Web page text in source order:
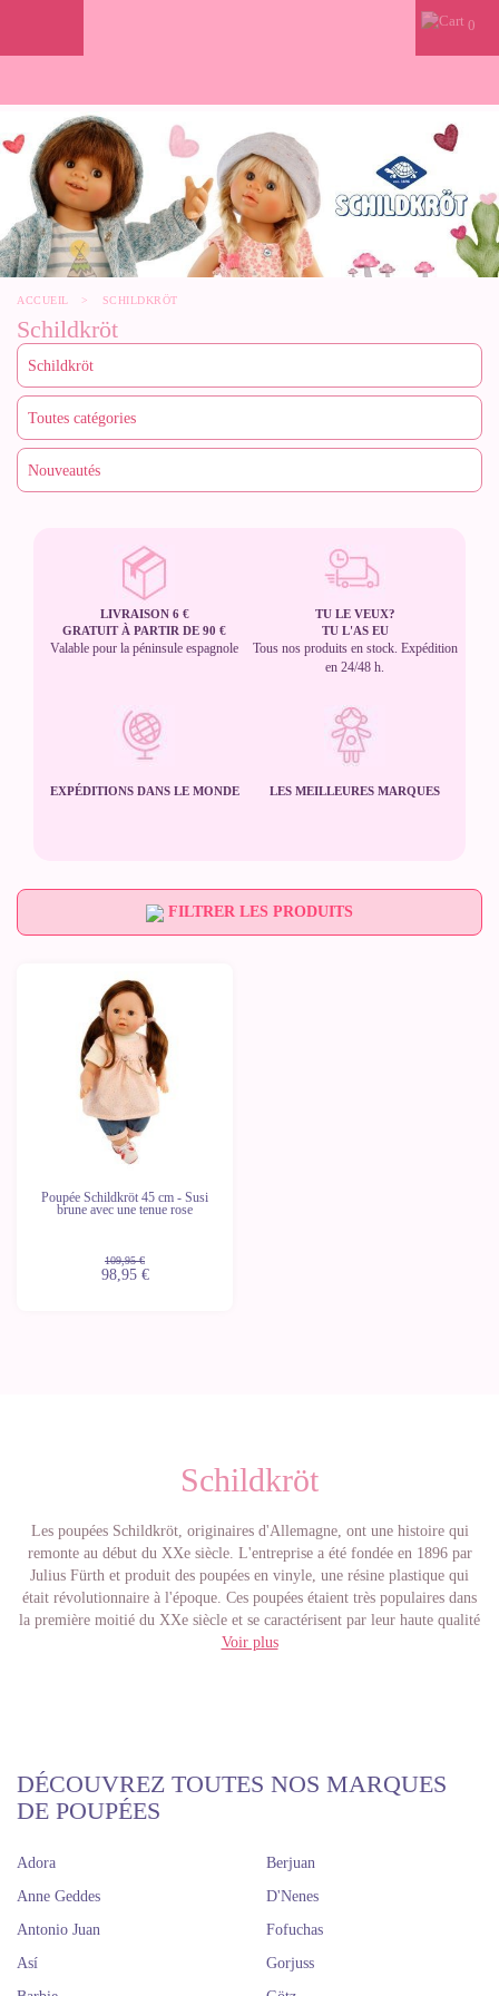
0
ACCUEIL > SCHILDKRÖT
Schildkröt
LIVRAISON 6 €
GRATUIT À PARTIR DE 90 €
Valable pour la péninsule espagnole
TU LE VEUX?
TU L'AS EU
Tous nos produits en stock. Expédition
en 24/48 h.
EXPÉDITIONS DANS LE MONDE LES MEILLEURES MARQUES
FILTRER LES PRODUITS
Poupée Schildkröt 45 cm - Susi
brune avec une tenue rose
109,95 €
98,95 €
Schildkröt
Les poupées Schildkröt, originaires d'Allemagne, ont une histoire qui
remonte au début du XXe siècle. L'entreprise a été fondée en 1896 par
Julius Fürth et produit des poupées en vinyle, une résine plastique qui
était révolutionnaire à l'époque. Ces poupées étaient très populaires dans
la première moitié du XXe siècle et se caractérisent par leur haute qualité
et leur fabrication détaillée.
de ces belles poupées disponibles pour vous.
Schildkröt propose des éditions limitées merveilleuses de poupées de
collection comme les Müller-Wichtel, créées en collaboration avec des
artisanat raffiné et des détails impressionnants qui se reflètent dans leurs
visages et leurs tenues. De plus, tous leurs produits, y compris les
et produits de manière durable, ce qui donne des poupées de collection de
haute qualité, faites à la main et conçues pour une longue vie d'amitié
avec leurs propriétaires.
Voir plus
DÉCOUVREZ TOUTES NOS MARQUES
DE POUPÉES
Adora
Anne Geddes
Antonio Juan
Así
Berjuan
D'Nenes
Fofuchas
Gorjuss